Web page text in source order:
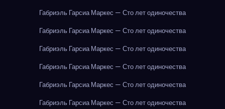
Габриэль Гарсиа Маркес — Сто лет одиночества
Габриэль Гарсиа Маркес — Сто лет одиночества
Габриэль Гарсиа Маркес — Сто лет одиночества
Габриэль Гарсиа Маркес — Сто лет одиночества
Габриэль Гарсиа Маркес — Сто лет одиночества
Габриэль Гарсиа Маркес — Сто лет одиночества